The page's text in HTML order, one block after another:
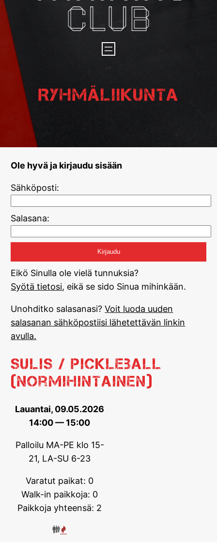
Ryhmäliikunta
Ole hyvä ja kirjaudu sisään
Sähköposti:
Salasana:
Eikö Sinulla ole vielä tunnuksia?
Syötä tietosi, eikä se sido Sinua mihinkään.
Unohditko salasanasi?Voit luoda uuden
salasanan sähköpostiisi lähetettävän linkin
avulla.
Sulis / Pickleball
(normihintainen)
Lauantai, 09.05.2026
14:00 — 15:00
Palloilu MA-PE klo 15-
21, LA-SU 6-23
Varatut paikat: 0
Walk-in paikkoja: 0
Paikkoja yhteensä: 2